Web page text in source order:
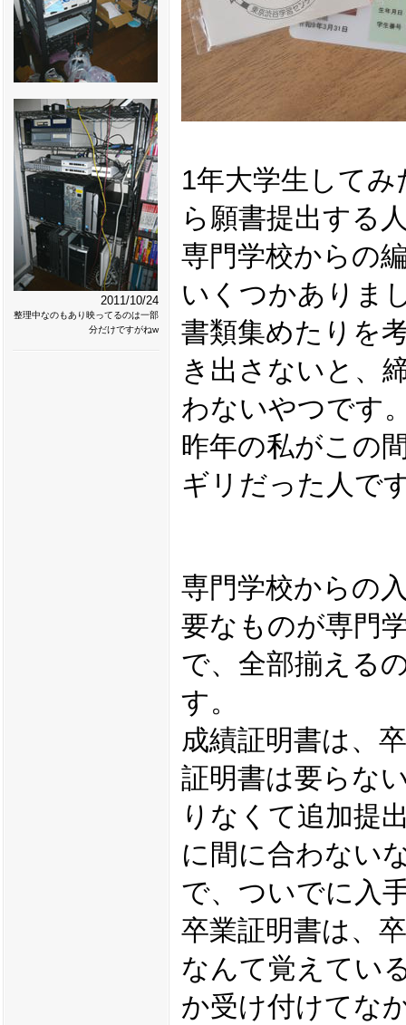
2011/10/24
整理中なのもあり映ってるのは一部
分だけですがねw
1年大学生して
ら願書提出する
専門学校からの
いくつかありま
書類集めたりを
き出さないと、
わないやつです
昨年の私がこの
ギリだった人で
専門学校からの
要なものが専門
で、全部揃える
す。
成績証明書は、
証明書は要らな
りなくて追加提
に間に合わない
で、ついでに入
卒業証明書は、
なんて覚えてい
か受け付けてな